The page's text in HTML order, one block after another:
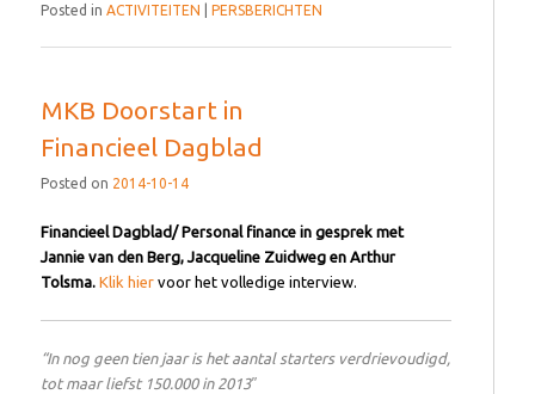
Posted in ACTIVITEITEN PERSBERICHTEN
MKB Doorstart in
Financieel Dagblad
Posted on 2014-10-14
Financieel Dagblad/ Personal finance in gesprek met
Jannie van den Berg, Jacqueline Zuidweg en Arthur
Tolsma.Klik hier voor het volledige interview.
“In nog geen tien jaar is het aantal starters verdrievoudigd,
tot maar liefst 150.000 in 2013″